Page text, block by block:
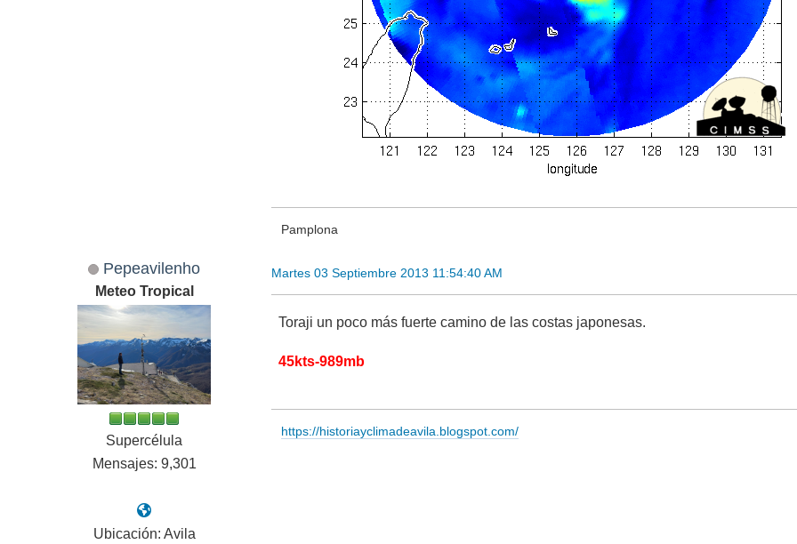
Pamplona
Pepeavilenho
Meteo Tropical
Supercélula
Mensajes: 9,301
Ubicación: Avila
Martes 03 Septiembre 2013 11:54:40 AM
Toraji un poco más fuerte camino de las costas japonesas.
45kts-989mb
https://historiayclimadeavila.blogspot.com/